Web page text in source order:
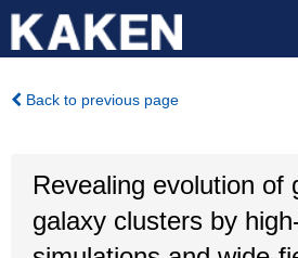
Back to previous page
Revealing evolution of
galaxy clusters by